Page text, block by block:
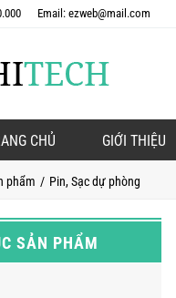
Email: ezweb@mail.com
CHỦ GIỚI THIỆU
phẩm Pin, Sạc dự phòng
SẢN PHẨM